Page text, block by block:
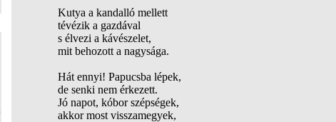
Kutya a kandalló mellett
tévézik a gazdával
s élvezi a kávészelet,
mit behozott a nagysága.
Hát ennyi! Papucsba lépek,
de senki nem érkezett.
Jó napot, kóbor szépségek,
akkor most visszamegyek,